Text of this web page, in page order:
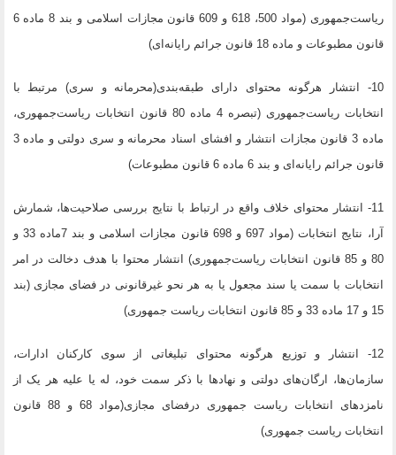
ریاست‌جمهوری (مواد 500، 618 و 609 قانون مجازات اسلامی و بند 8 ماده 6
قانون مطبوعات و ماده 18 قانون جرائم رایانه‌ای)
10- انتشار هرگونه محتوای دارای طبقه‌بندی(محرمانه و سری) مرتبط با
انتخابات ریاست‌جمهوری (تبصره 4 ماده 80 قانون انتخابات ریاست‌جمهوری،
ماده 3 قانون مجازات انتشار و افشای اسناد محرمانه و سری دولتی و ماده 3
قانون جرائم رایانه‌ای و بند 6 ماده 6 قانون مطبوعات)
11- انتشار محتوای خلاف واقع در ارتباط با نتایج بررسی صلاحیت‌ها، شمارش
آرا، نتایج انتخابات (مواد 697 و 698 قانون مجازات اسلامی و بند 7ماده 33 و
80 و 85 قانون انتخابات ریاست‌جمهوری) انتشار محتوا با هدف دخالت در امر
انتخابات با سمت یا سند مجعول یا به هر نحو غیر‌قانونی در فضای مجازی (بند
15 و 17 ماده 33 و 85 قانون انتخابات ریاست جمهوری)
12- انتشار و توزیع هرگونه محتوای تبلیغاتی از سوی کارکنان ادارات،
سازمان‌ها، ارگان‌های دولتی و نهادها با ذکر سمت خود، له یا علیه هر یک از
نامزدهای انتخابات ریاست جمهوری درفضای مجازی(مواد 68 و 88 قانون
انتخابات ریاست جمهوری)